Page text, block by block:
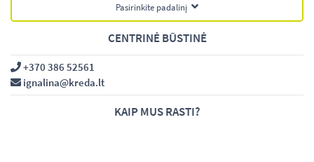
Pasirinkite padalinį
CENTRINĖ BŪSTINĖ
+370 386 52561
ignalina@kreda.lt
KAIP MUS RASTI?